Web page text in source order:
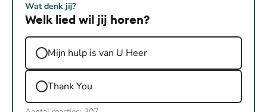
Wat denk jij?
Welk lied wil jij horen?
Mijn hulp is van U Heer
Thank You